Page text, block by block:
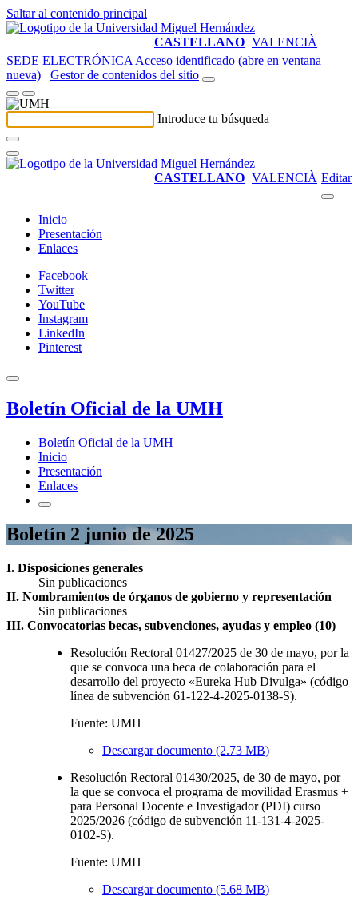
Saltar al contenido principal
CASTELLANO VALENCIÀ
SEDE ELECTRÓNICA Acceso identificado (abre en ventana
nueva)
Gestor de contenidos del sitio
Introduce tu búsqueda
CASTELLANO VALENCIÀ Editar
Inicio
Presentación
Enlaces
Facebook
Twitter
YouTube
Instagram
LinkedIn
Pinterest
Boletín Oficial de la UMH
Boletín Oficial de la UMH
Inicio
Presentación
Enlaces
Boletín 2 junio de 2025
I. Disposiciones generales
Sin publicaciones
II. Nombramientos de órganos de gobierno y representación
Sin publicaciones
III. Convocatorias becas, subvenciones, ayudas y empleo (10)
Resolución Rectoral 01427/2025 de 30 de mayo, por la
que se convoca una beca de colaboración para el
desarrollo del proyecto «Eureka Hub Divulga» (código
línea de subvención 61-122-4-2025-0138-S).
Fuente: UMH
Descargar documento (2.73 MB)
Resolución Rectoral 01430/2025, de 30 de mayo, por
la que se convoca el programa de movilidad Erasmus +
para Personal Docente e Investigador (PDI) curso
2025/2026 (código de subvención 11-131-4-2025-
0102-S).
Fuente: UMH
Descargar documento (5.68 MB)